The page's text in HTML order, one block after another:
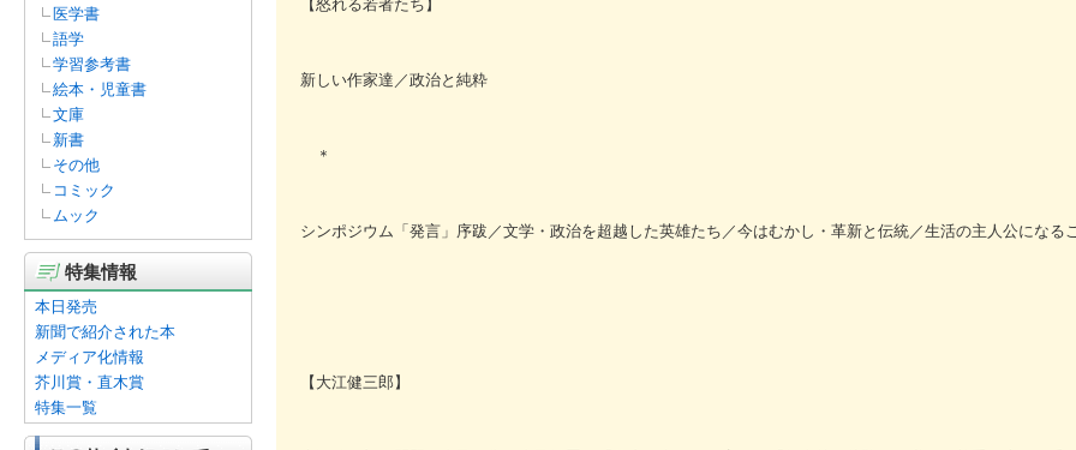
医学書
語学
学習参考書
絵本・児童書
文庫
新書
その他
コミック
ムック
特集情報
本日発売
新聞で紹介された本
メディア化情報
芥川賞・直木賞
特集一覧
【怒れる若者たち】
新しい作家達／政治と純粋
＊
シンポジウム「発言」序跋／文学・政治を超越した英雄たち／今はむかし・革新と伝統／生活の主人公になる
【大江健三郎】